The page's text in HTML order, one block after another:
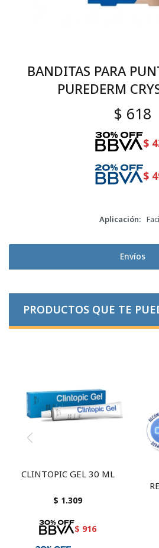
BANDITAS PARA
PUREDERM
$ 618
$
$
Aplicación
Envíos
PRODUCTOS QUE TE
CLINTOPIC GEL 30 ML
$ 1.309
$ 916